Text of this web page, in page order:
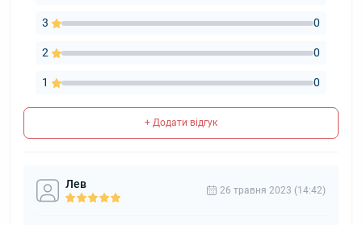
3 0
2 0
1 0
+ Додати відгук
Лев 26 травня 2023 (14:42)